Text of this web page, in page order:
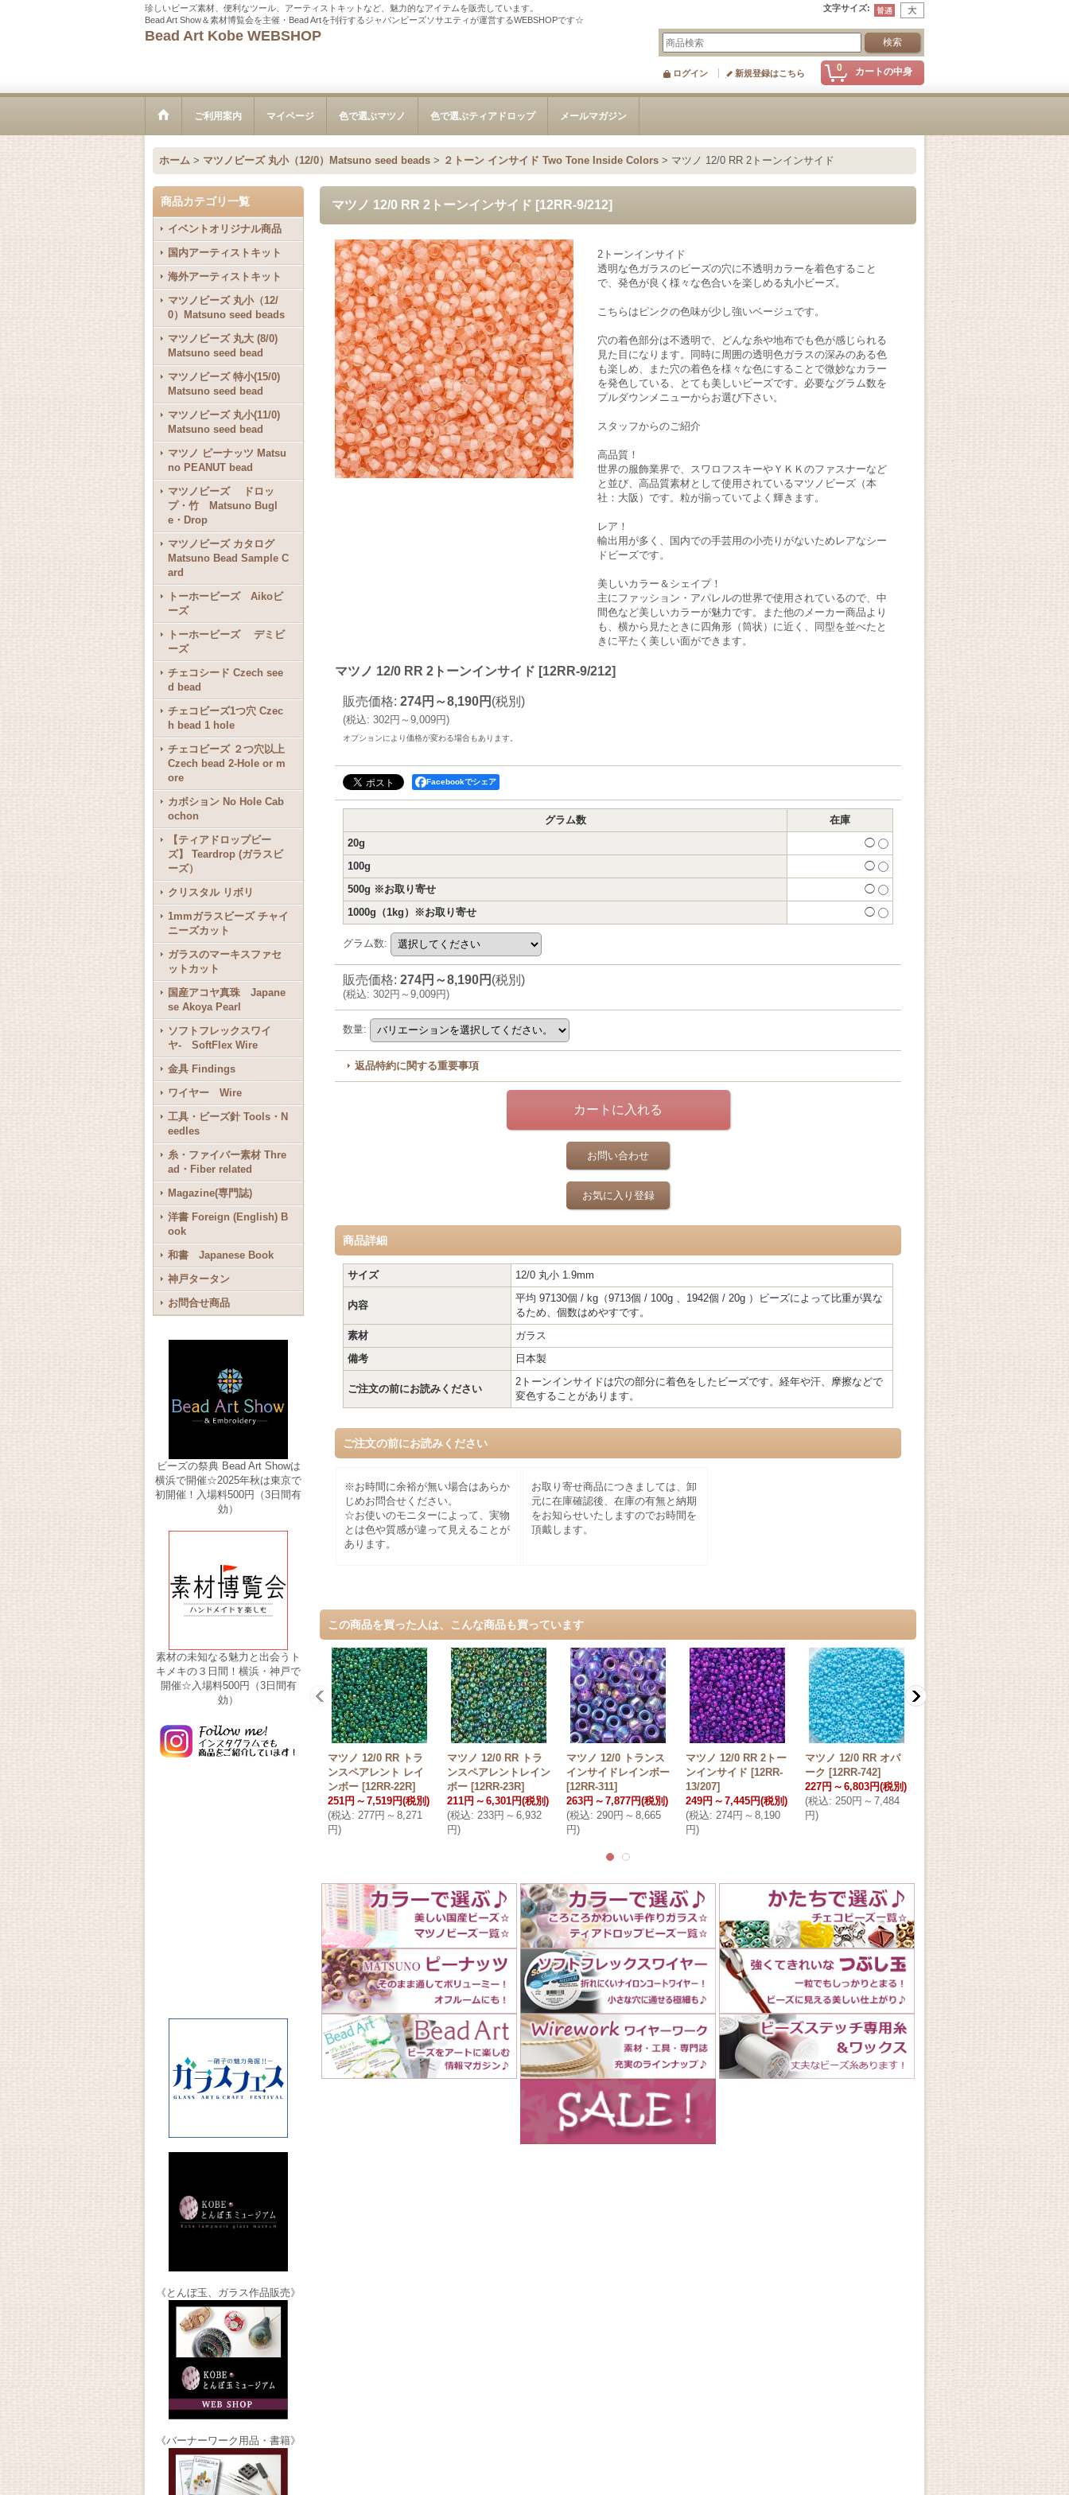
珍しいビーズ素材、便利なツール、アーティストキットなど、魅力的なアイテムを販売しています。
Bead Art Show＆素材博覧会を主催・Bead Artを刊行するジャパンビーズソサエティが運営するWEBSHOPです☆
文字サイズ:
Bead Art Kobe WEBSHOP
0 カートの中身
ログイン 新規登録はこちら
ご利用案内 マイページ 色で選ぶマツノ 色で選ぶティアドロップ メールマガジン
ホーム > マツノビーズ 丸小（12/0）Matsuno seed beads > ２トーン インサイド Two Tone Inside Colors > マツノ 12/0 RR 2トーンインサイド
商品カテゴリ一覧
イベントオリジナル商品
国内アーティストキット
海外アーティストキット
マツノビーズ 丸小（12/
0）Matsuno seed beads
マツノビーズ 丸大 (8/0)
Matsuno seed bead
マツノビーズ 特小(15/0)
Matsuno seed bead
マツノビーズ 丸小(11/0)
Matsuno seed bead
マツノ ピーナッツ Matsu
no PEANUT bead
マツノビーズ ドロッ
プ・竹 Matsuno Bugl
e・Drop
マツノビーズ カタログ
Matsuno Bead Sample C
ard
トーホービーズ Aikoビ
ーズ
トーホービーズ デミビ
ーズ
チェコシード Czech see
d bead
チェコビーズ1つ穴 Czec
h bead 1 hole
チェコビーズ ２つ穴以上
Czech bead 2-Hole or m
ore
カボション No Hole Cab
ochon
【ティアドロップビー
ズ】 Teardrop (ガラスビ
ーズ）
クリスタル リボリ
1mmガラスビーズ チャイ
ニーズカット
ガラスのマーキスファセ
ットカット
国産アコヤ真珠 Japane
se Akoya Pearl
ソフトフレックスワイ
ヤ- SoftFlex Wire
金具 Findings
ワイヤー Wire
工具・ビーズ針 Tools・N
eedles
糸・ファイバー素材 Thre
ad・Fiber related
Magazine(専門誌)
洋書 Foreign (English) B
ook
和書 Japanese Book
神戸タータン
お問合せ商品
ビーズの祭典 Bead Art Showは
横浜で開催☆2025年秋は東京で
初開催！入場料500円（3日間有
効）
素材の未知なる魅力と出会うト
キメキの３日間！横浜・神戸で
開催☆入場料500円（3日間有
効）
《とんぼ玉、ガラス作品販売》
《バーナーワーク用品・書籍》
マツノ 12/0 RR 2トーンインサイド [12RR-9/212]
2トーンインサイド
透明な色ガラスのビーズの穴に不透明カラーを着色すること
で、発色が良く様々な色合いを楽しめる丸小ビーズ。
こちらはピンクの色味が少し強いベージュです。
穴の着色部分は不透明で、どんな糸や地布でも色が感じられる
見た目になります。同時に周囲の透明色ガラスの深みのある色
も楽しめ、また穴の着色を様々な色にすることで微妙なカラー
を発色している、とても美しいビーズです。必要なグラム数を
プルダウンメニューからお選び下さい。
スタッフからのご紹介
高品質！
世界の服飾業界で、スワロフスキーやＹＫＫのファスナーなど
と並び、高品質素材として使用されているマツノビーズ（本
社：大阪）です。粒が揃っていてよく輝きます。
レア！
輸出用が多く、国内での手芸用の小売りがないためレアなシー
ドビーズです。
美しいカラー＆シェイプ！
主にファッション・アパレルの世界で使用されているので、中
間色など美しいカラーが魅力です。また他のメーカー商品より
も、横から見たときに四角形（筒状）に近く、同型を並べたと
きに平たく美しい面ができます。
マツノ 12/0 RR 2トーンインサイド [12RR-9/212]
販売価格: 274円～8,190円 (税別)
(税込: 302円～9,009円)
オプションにより価格が変わる場合もあります。
Facebookでシェア
グラム数
在庫
20g
◯
100g
◯
500g ※お取り寄せ
◯
1000g（1kg）※お取り寄せ
◯
グラム数:
販売価格: 274円～8,190円 (税別)
(税込: 302円～9,009円)
数量:
返品特約に関する重要事項
お問い合わせ
お気に入り登録
商品詳細
サイズ 12/0 丸小 1.9mm
内容
平均 97130個 / kg（9713個 / 100g 、1942個 / 20g ）ビーズによって比重が異な
るため、個数はめやすです。
素材
ガラス
備考
日本製
ご注文の前にお読みください
2トーンインサイドは穴の部分に着色をしたビーズです。経年や汗、摩擦などで
変色することがあります。
ご注文の前にお読みください
※お時間に余裕が無い場合はあらか
じめお問合せください。
☆お使いのモニターによって、実物
とは色や質感が違って見えることが
あります。
お取り寄せ商品につきましては、卸
元に在庫確認後、在庫の有無と納期
をお知らせいたしますのでお時間を
頂戴します。
この商品を買った人は、こんな商品も買っています
マツノ 12/0 RR トラ
ンスペアレント レイ
ンボー [12RR-22R]
251円 ～ 7,519円(税別)
(税込: 277円 ～ 8,271
円)
マツノ 12/0 RR トラ
ンスペアレントレイン
ボー [12RR-23R]
211円 ～ 6,301円(税別)
(税込: 233円 ～ 6,932
円)
マツノ 12/0 トランス
インサイドレインボー
[12RR-311]
263円 ～ 7,877円(税別)
(税込: 290円 ～ 8,665
円)
マツノ 12/0 RR 2トー
ンインサイド [12RR-
13/207]
249円 ～ 7,445円(税別)
(税込: 274円 ～ 8,190
円)
マツノ 12/0 RR オパ
ーク [12RR-742]
227円 ～ 6,803円(税別)
(税込: 250円 ～ 7,484
円) 税込